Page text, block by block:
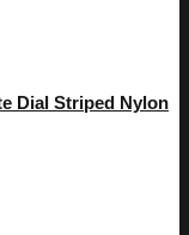
Dial Striped Nylon